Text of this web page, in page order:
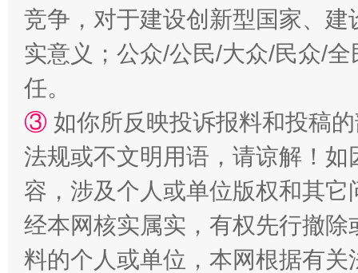
竞争，对于建设创新型国家、
实意义；公众/公民/大众/民众/
任。
③ 如你所反映投诉报料和投稿
法规或不文明用语，请谅解！
容，涉及个人或单位版权和其它
经本网核实属实，有权先行撤
料的个人或单位，本网根据有